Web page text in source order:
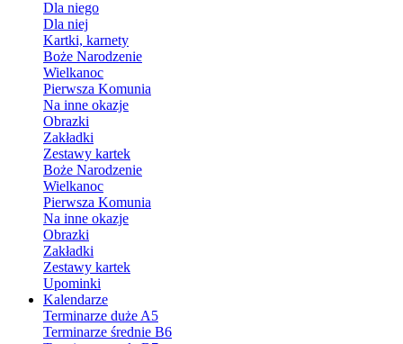
Dla niego
Dla niej
Kartki, karnety
Boże Narodzenie
Wielkanoc
Pierwsza Komunia
Na inne okazje
Obrazki
Zakładki
Zestawy kartek
Boże Narodzenie
Wielkanoc
Pierwsza Komunia
Na inne okazje
Obrazki
Zakładki
Zestawy kartek
Upominki
Kalendarze
Terminarze duże A5
Terminarze średnie B6